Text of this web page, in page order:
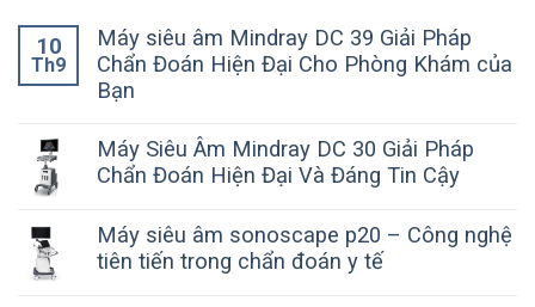
10
Th9
Máy siêu âm Mindray DC 39 Giải Pháp
Chẩn Đoán Hiện Đại Cho Phòng Khám của
Bạn
Máy Siêu Âm Mindray DC 30 Giải Pháp
Chẩn Đoán Hiện Đại Và Đáng Tin Cậy
Máy siêu âm sonoscape p20 – Công nghệ
tiên tiến trong chẩn đoán y tế